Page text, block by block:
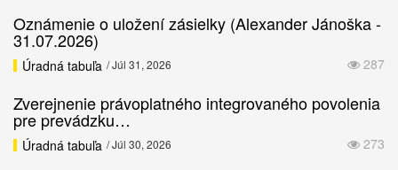
Oznámenie o uložení zásielky (Alexander Jánoška -
31.07.2026)
287
Úradná tabuľa / Júl 31, 2026
Zverejnenie právoplatného integrovaného povolenia
pre prevádzku…
273
Úradná tabuľa / Júl 30, 2026